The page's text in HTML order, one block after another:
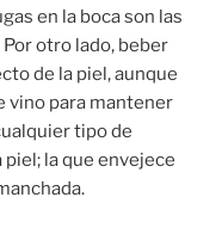
en la boca son las
otro lado, beber
de la piel, aunque
vino para mantener
tipo de
la que envejece